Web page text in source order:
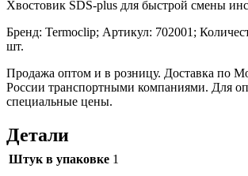
Хвостовик SDS-plus для быстрой смены
Бренд: Termoclip; Артикул: 702001;
шт.
Продажа оптом и в розницу. Доставка по
России транспортными компаниями. Для
специальные цены.
Детали
Штук в упаковке 1